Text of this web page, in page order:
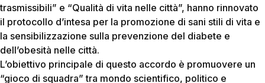
trasmissibili” e “Qualità di vita nelle città”, hanno rinnovato
il protocollo d’intesa per la promozione di sani stili di vita e
la sensibilizzazione sulla prevenzione del diabete e
dell’obesità nelle città.
L’obiettivo principale di questo accordo è promuovere un
“gioco di squadra” tra mondo scientifico, politico e